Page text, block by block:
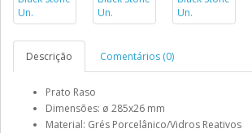
Descrição Comentários (0)
Prato Raso
Dimensões: ø 285x26 mm
Material: Grés Porcelânico/Vidros Reativos